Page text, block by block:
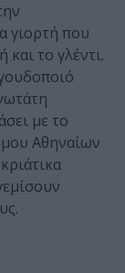
γιορτή που
το γλέντι.
με το
Αθηναίων